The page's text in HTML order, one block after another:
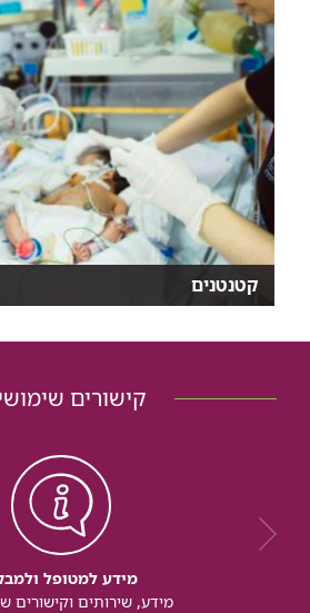
קטנטנים
איך מאכילים פג? איך מסייעים לו
קישורים
מידע למטופל
מידע, שירותים וקישורים